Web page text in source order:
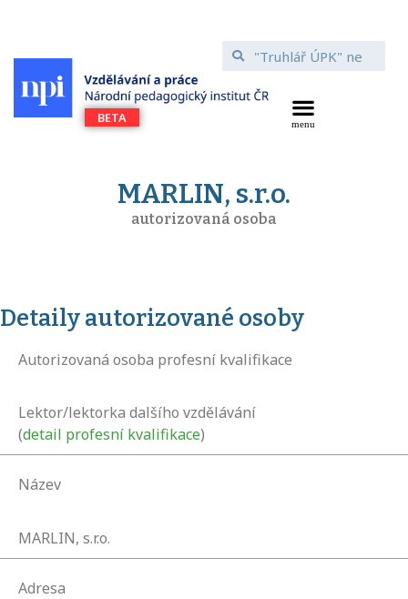
MARLIN, s.r.o.
autorizovaná osoba
Detaily autorizované osoby
Autorizovaná osoba profesní kvalifikace
Lektor/lektorka dalšího vzdělávání
(detail profesní kvalifikace)
Název
MARLIN, s.r.o.
Adresa